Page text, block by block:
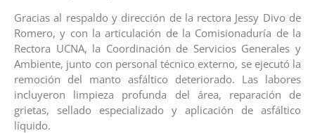
Gracias al respaldo y dirección de la rectora Jessy Divo de
Romero, y con la articulación de la Comisionaduría de la
Rectora UCNA, la Coordinación de Servicios Generales y
Ambiente, junto con personal técnico externo, se ejecutó la
remoción del manto asfáltico deteriorado. Las labores
incluyeron limpieza profunda del área, reparación de
grietas, sellado especializado y aplicación de asfáltico
líquido.